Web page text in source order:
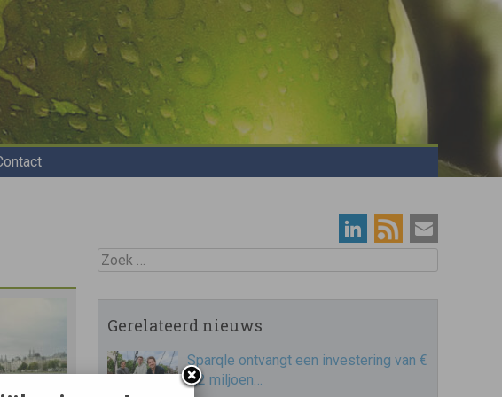
Zoek
Gerelateerd nieuws
Sparqle ontvangt een investering van €
1,2 miljoen…